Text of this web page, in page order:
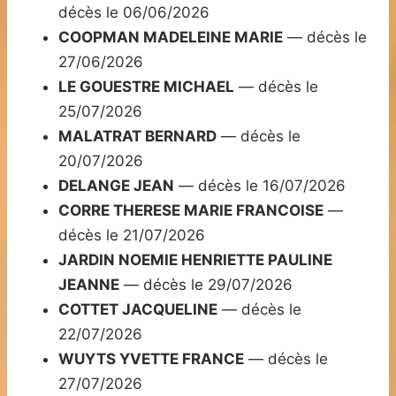
décès le 06/06/2026
COOPMAN MADELEINE MARIE — décès le
27/06/2026
LE GOUESTRE MICHAEL — décès le
25/07/2026
MALATRAT BERNARD — décès le
20/07/2026
DELANGE JEAN — décès le 16/07/2026
CORRE THERESE MARIE FRANCOISE —
décès le 21/07/2026
JARDIN NOEMIE HENRIETTE PAULINE
JEANNE — décès le 29/07/2026
COTTET JACQUELINE — décès le
22/07/2026
WUYTS YVETTE FRANCE — décès le
27/07/2026